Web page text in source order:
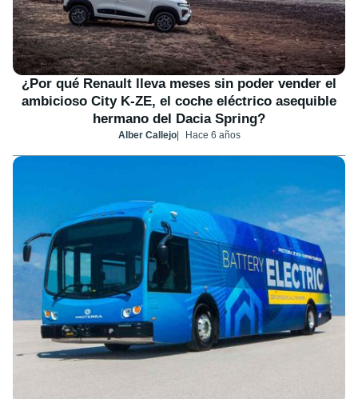
¿Por qué Renault lleva meses sin poder vender el
ambicioso City K-ZE, el coche eléctrico asequible
hermano del Dacia Spring?
Alber Callejo Hace 6 años